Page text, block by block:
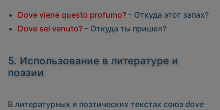
Dove viene questo profumo? – Откуда этот запах?
Dove sei venuto? – Откуда ты пришел?
5. Использование в литературе и
поэзии
В литературных и поэтических текстах союз dove